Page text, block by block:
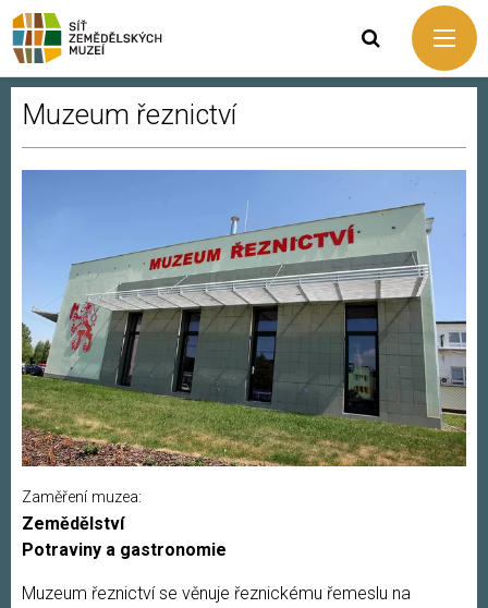
Muzeum řeznictví
Zaměření muzea:
Zemědělství
Potraviny a gastronomie
Muzeum řeznictví se věnuje řeznickému řemeslu na